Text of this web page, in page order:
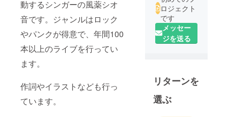
動するシンガーの風薬シオ
音です。ジャンルはロック
やパンクが得意で、年間100
本以上のライブを行ってい
ます。
作詞やイラストなども行っ
ています。
ロジェクト
です
メッセー
ジを送る
リターンを
選ぶ